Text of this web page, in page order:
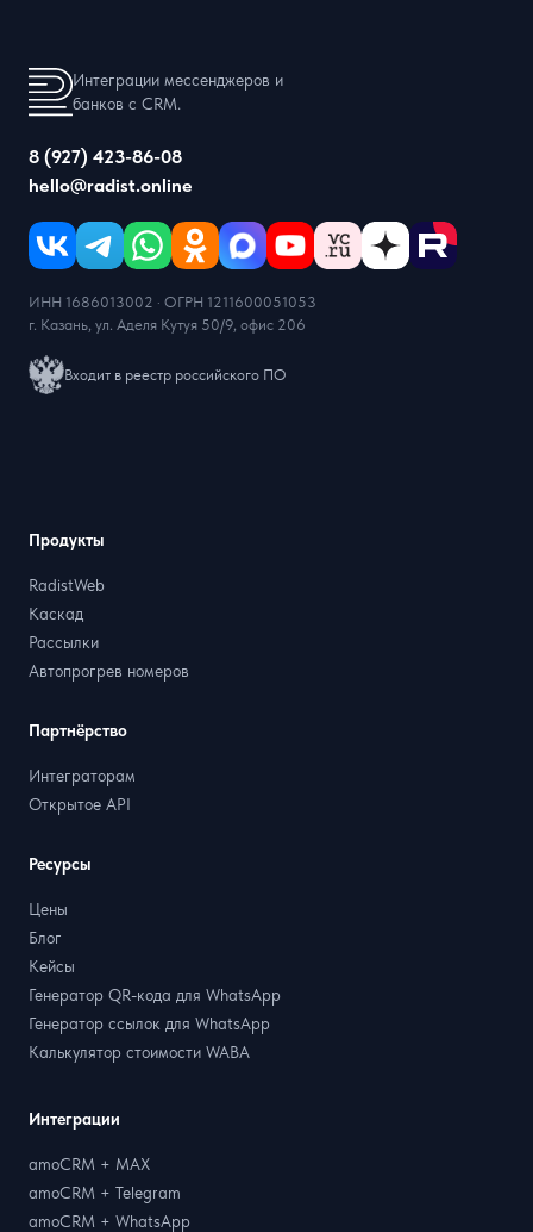
Интеграции мессенджеров и
банков с CRM.
8 (927) 423-86-08
hello@radist.online
ИНН 1686013002 · ОГРН 1211600051053
г. Казань, ул. Аделя Кутуя 50/9, офис 206
Входит в реестр российского ПО
Интеграции
amoCRM + MAX
amoCRM + Telegram
amoCRM + WhatsApp
Продукты
RadistWeb
Каскад
Рассылки
Автопрогрев номеров
Партнёрство
Интеграторам
Открытое API
Ресурсы
Цены
Блог
Кейсы
Генератор QR-кода для WhatsApp
Генератор ссылок для WhatsApp
Калькулятор стоимости WABA